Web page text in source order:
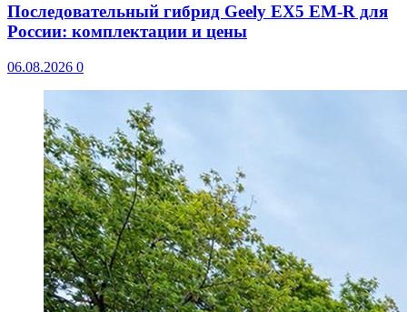
Последовательный гибрид Geely EX5 EM-R для
России: комплектации и цены
06.08.2026 0